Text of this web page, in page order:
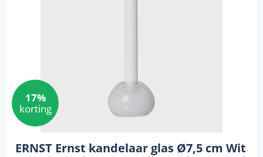
17%
korting
ERNST Ernst kandelaar glas Ø7,5 cm Wit